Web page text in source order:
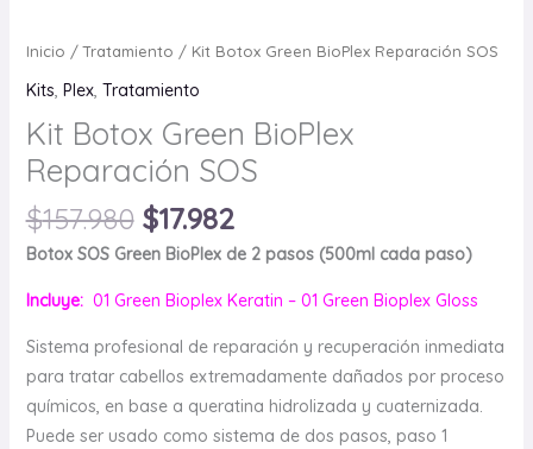
Inicio /Tratamiento / Kit Botox Green BioPlex Reparación SOS
Kits, Plex, Tratamiento
Kit Botox Green BioPlex
Reparación SOS
$157.980 $17.982
Botox SOS Green BioPlex de 2 pasos (500ml cada paso)
Incluye:01 Green Bioplex Keratin – 01 Green Bioplex Gloss
Sistema profesional de reparación y recuperación inmediata
para tratar cabellos extremadamente dañados por proceso
químicos, en base a queratina hidrolizada y cuaternizada.
Puede ser usado como sistema de dos pasos, paso 1